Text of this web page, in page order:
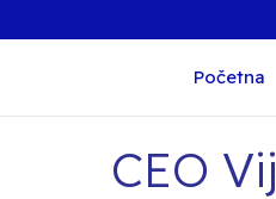
Početna
CEO